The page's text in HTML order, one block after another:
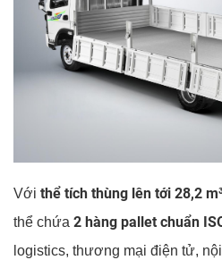
Với thể tích thùng lên tới 28,2
thể chứa 2 hàng pallet chuẩn
logistics, thương mại điện tử,